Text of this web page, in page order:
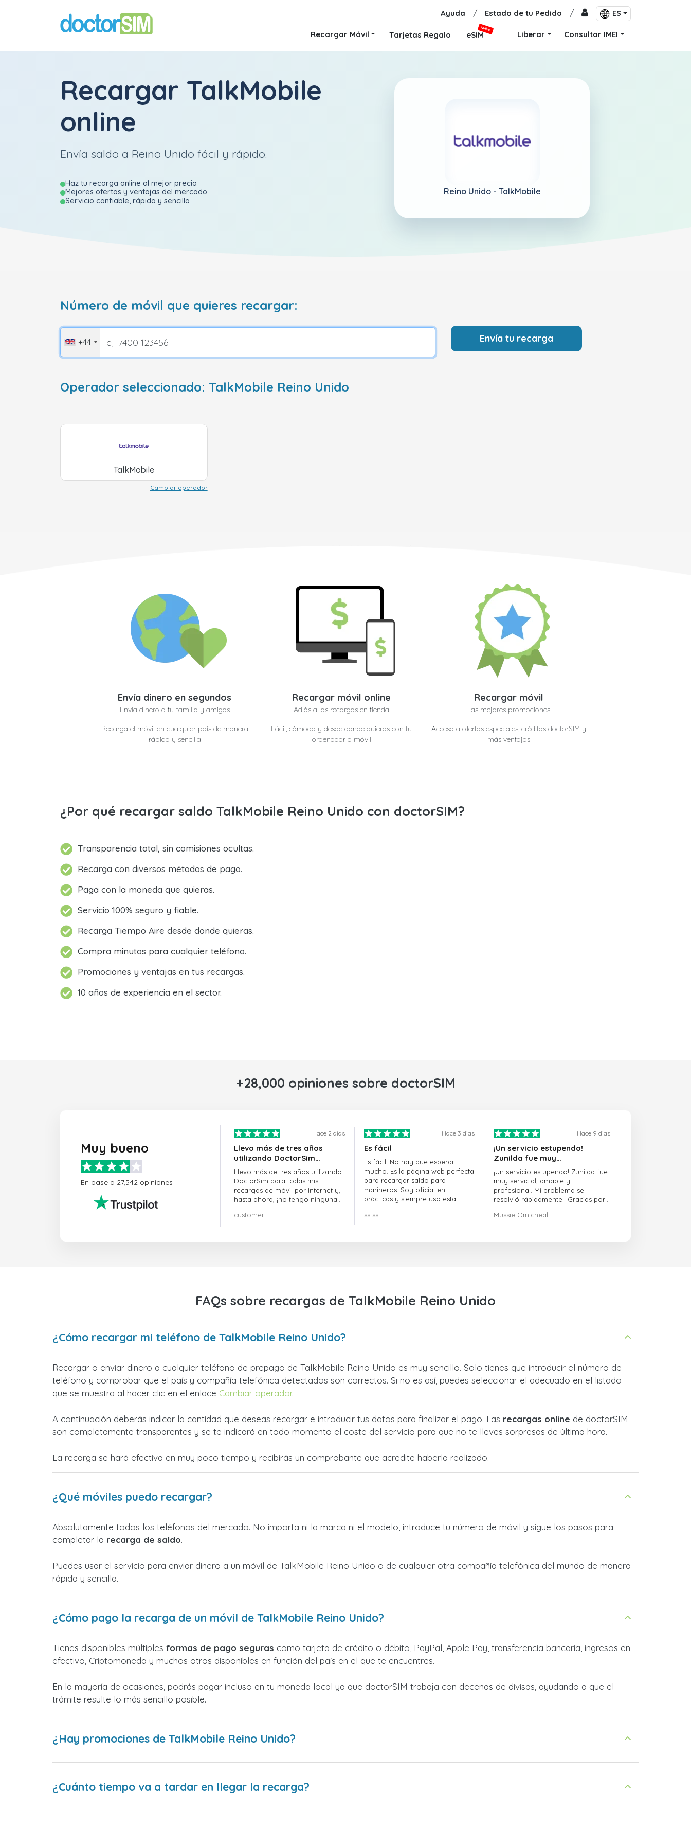
Ayuda / Estado de tu Pedido / ES
Recargar Móvil Tarjetas Regalo eSIM
NUEVO
Liberar Consultar IMEI
Recargar TalkMobile
online
Envía saldo a Reino Unido fácil y rápido.
Haz tu recarga online al mejor precio
Mejores ofertas y ventajas del mercado
Servicio confiable, rápido y sencillo
Reino Unido - TalkMobile
Número de móvil que quieres recargar:
+44 Envía tu recarga
Operador seleccionado: TalkMobile Reino Unido
TalkMobile
Cambiar operador
Envía dinero en segundos
Envía dinero a tu familia y amigos
Recarga el móvil en cualquier país de manera
rápida y sencilla
Recargar móvil online
Adiós a las recargas en tienda
Fácil, cómodo y desde donde quieras con tu
ordenador o móvil
Recargar móvil
Las mejores promociones
Acceso a ofertas especiales, créditos doctorSIM y
más ventajas
¿Por qué recargar saldo TalkMobile Reino Unido con doctorSIM?
Transparencia total, sin comisiones ocultas.
Recarga con diversos métodos de pago.
Paga con la moneda que quieras.
Servicio 100% seguro y fiable.
Recarga Tiempo Aire desde donde quieras.
Compra minutos para cualquier teléfono.
Promociones y ventajas en tus recargas.
10 años de experiencia en el sector.
+28,000 opiniones sobre doctorSIM
Muy bueno
En base a 27,542 opiniones
Hace 2 dias
Llevo más de tres años
utilizando DoctorSim…
Llevo más de tres años utilizando
DoctorSim para todas mis
recargas de móvil por Internet y,
hasta ahora, ¡no tengo ninguna
customer
Hace 3 dias
Es fácil
Es fácil. No hay que esperar
mucho. Es la página web perfecta
para recargar saldo para
marineros. Soy oficial en
prácticas y siempre uso esta
ss ss
Hace 9 dias
¡Un servicio estupendo!
Zunilda fue muy…
¡Un servicio estupendo! Zunilda fue
muy servicial, amable y
profesional. Mi problema se
resolvió rápidamente. ¡Gracias por
Mussie Omicheal
FAQs sobre recargas de TalkMobile Reino Unido
¿Cómo recargar mi teléfono de TalkMobile Reino Unido?
Recargar o enviar dinero a cualquier teléfono de prepago de TalkMobile Reino Unido es muy sencillo. Solo tienes que introducir el número de
teléfono y comprobar que el país y compañía telefónica detectados son correctos. Si no es así, puedes seleccionar el adecuado en el listado
que se muestra al hacer clic en el enlace Cambiar operador.
A continuación deberás indicar la cantidad que deseas recargar e introducir tus datos para finalizar el pago. Las recargas online de doctorSIM
son completamente transparentes y se te indicará en todo momento el coste del servicio para que no te lleves sorpresas de última hora.
La recarga se hará efectiva en muy poco tiempo y recibirás un comprobante que acredite haberla realizado.
¿Qué móviles puedo recargar?
Absolutamente todos los teléfonos del mercado. No importa ni la marca ni el modelo, introduce tu número de móvil y sigue los pasos para
completar la recarga de saldo.
Puedes usar el servicio para enviar dinero a un móvil de TalkMobile Reino Unido o de cualquier otra compañía telefónica del mundo de manera
rápida y sencilla.
¿Cómo pago la recarga de un móvil de TalkMobile Reino Unido?
Tienes disponibles múltiples formas de pago seguras como tarjeta de crédito o débito, PayPal, Apple Pay, transferencia bancaria, ingresos en
efectivo, Criptomoneda y muchos otros disponibles en función del país en el que te encuentres.
En la mayoría de ocasiones, podrás pagar incluso en tu moneda local ya que doctorSIM trabaja con decenas de divisas, ayudando a que el
trámite resulte lo más sencillo posible.
¿Hay promociones de TalkMobile Reino Unido?
¿Cuánto tiempo va a tardar en llegar la recarga?